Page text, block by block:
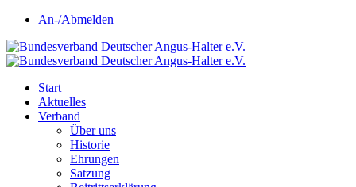
An-/Abmelden
Start
Aktuelles
Verband
Über uns
Historie
Ehrungen
Satzung